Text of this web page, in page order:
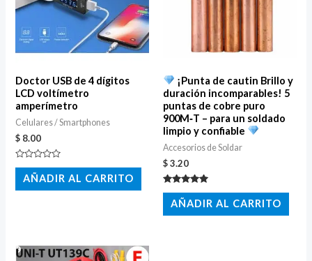
Doctor USB de 4 dígitos
LCD voltímetro
amperímetro
Celulares / Smartphones
$ 8.00
Valorado
con
de
AÑADIR AL CARRITO
¡Punta de cautin Brillo y
duración incomparables! 5
puntas de cobre puro
900M‑T – para un soldado
limpio y confiable
Accesorios de Soldar
$3.20
Valorado
con
5.00
de 5
AÑADIR AL CARRITO